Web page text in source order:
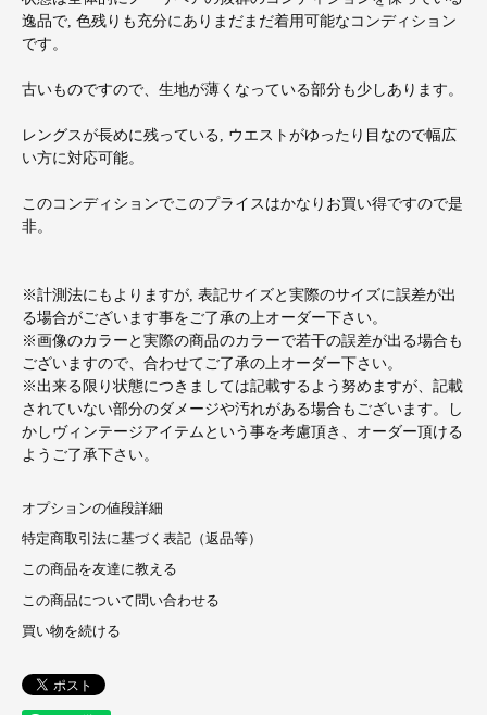
逸品で, 色残りも充分にありまだまだ着用可能なコンディション
です。
古いものですので、生地が薄くなっている部分も少しあります。
レングスが長めに残っている, ウエストがゆったり目なので幅広
い方に対応可能。
このコンディションでこのプライスはかなりお買い得ですので是
非。
※計測法にもよりますが, 表記サイズと実際のサイズに誤差が出
る場合がございます事をご了承の上オーダー下さい。
※画像のカラーと実際の商品のカラーで若干の誤差が出る場合も
ございますので、合わせてご了承の上オーダー下さい。
※出来る限り状態につきましては記載するよう努めますが、記載
されていない部分のダメージや汚れがある場合もございます。し
かしヴィンテージアイテムという事を考慮頂き、オーダー頂ける
ようご了承下さい。
オプションの値段詳細
特定商取引法に基づく表記（返品等）
この商品を友達に教える
この商品について問い合わせる
買い物を続ける